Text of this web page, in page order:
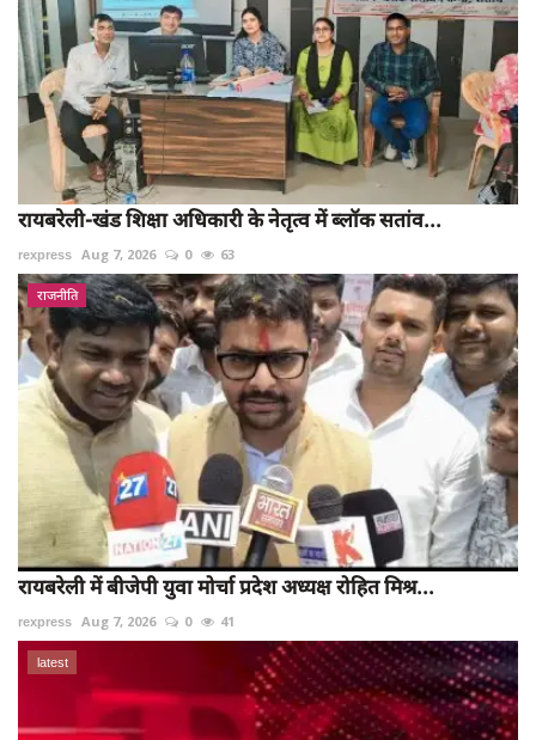
रायबरेली-खंड शिक्षा अधिकारी के नेतृत्व में ब्लॉक सतांव...
rexpress Aug 7, 2026 0 63
राजनीति
रायबरेली में बीजेपी युवा मोर्चा प्रदेश अध्यक्ष रोहित मिश्र...
rexpress Aug 7, 2026 0 41
latest